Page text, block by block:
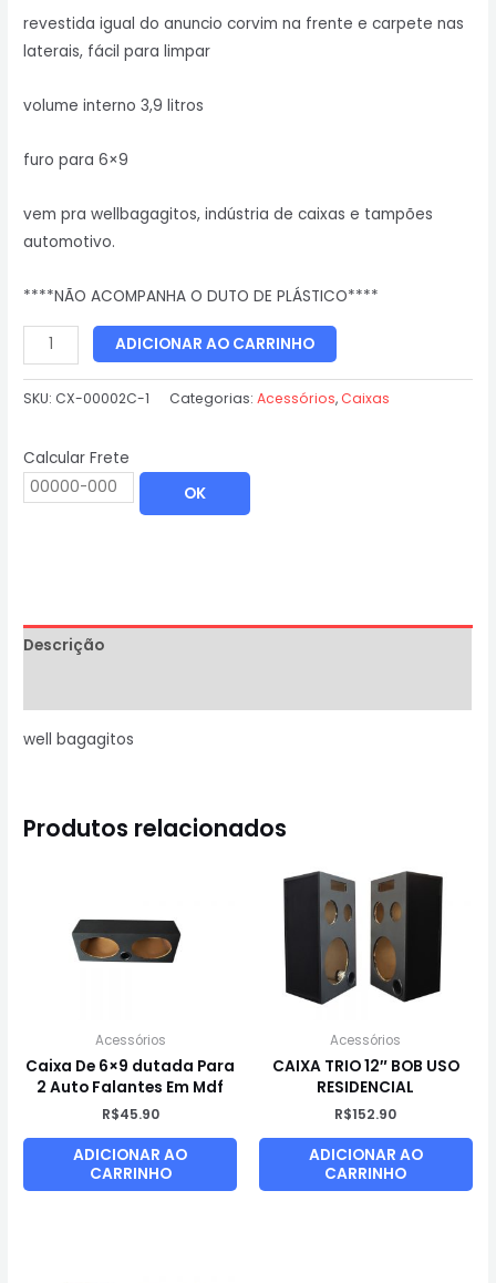
revestida igual do anuncio corvim na frente e carpete nas
laterais, fácil para limpar
volume interno 3,9 litros
furo para 6×9
vem pra wellbagagitos, indústria de caixas e tampões
automotivo.
****NÃO ACOMPANHA O DUTO DE PLÁSTICO****
ADICIONAR AO CARRINHO
SKU: CX-00002C-1 Categorias:Acessórios,Caixas
Calcular Frete
OK
Descrição
well bagagitos
Produtos relacionados
Acessórios
Caixa De 6×9 dutada Para
2 Auto Falantes Em Mdf
R$45.90
ADICIONAR AO
CARRINHO
Acessórios
CAIXA TRIO 12″ BOB USO
RESIDENCIAL
R$152.90
ADICIONAR AO
CARRINHO